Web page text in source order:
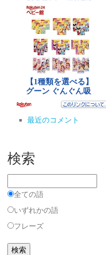
最近のコメント
検索
全ての語
いずれかの語
フレーズ